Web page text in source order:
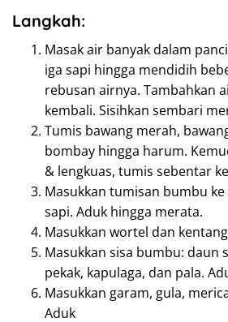
Langkah:
Masak air banyak dalam
iga sapi hingga mendidih
rebusan airnya. Tambahkan
kembali. Sisihkan sembari
Tumis bawang merah,
bombay hingga harum.
& lengkuas, tumis sebentar
Masukkan tumisan bumbu
sapi. Aduk hingga merata.
Masukkan wortel dan
Masukkan sisa bumbu: daun
pekak, kapulaga, dan pala.
Masukkan garam, gula,
Aduk